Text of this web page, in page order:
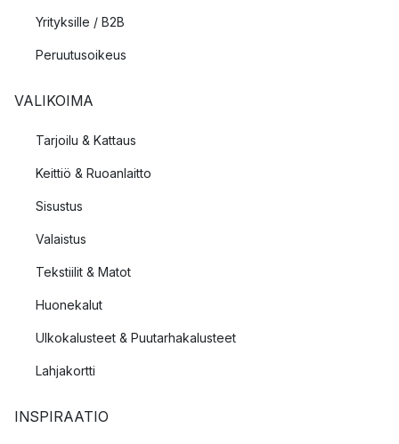
Yrityksille / B2B
Peruutusoikeus
VALIKOIMA
Tarjoilu & Kattaus
Keittiö & Ruoanlaitto
Sisustus
Valaistus
Tekstiilit & Matot
Huonekalut
Ulkokalusteet & Puutarhakalusteet
Lahjakortti
INSPIRAATIO